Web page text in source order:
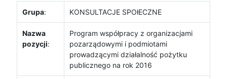
Grupa: KONSULTACJE SPOłECZNE
Nazwa
pozycji:
Program współpracy z organizacjami
pozarządowymi i podmiotami
prowadzącymi działalność pożytku
publicznego na rok 2016